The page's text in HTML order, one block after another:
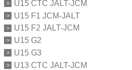
U15 CTC JALT-JCM
U15 F1 JCM-JALT
U15 F2 JALT-JCM
U15 G2
U15 G3
U13 CTC JALT-JCM